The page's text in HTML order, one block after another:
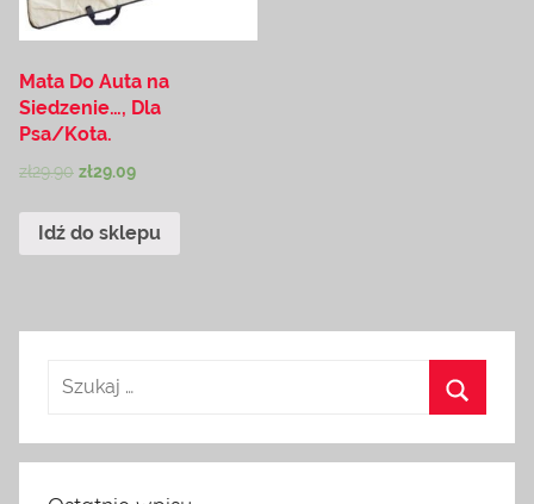
Mata Do Auta na
Siedzenie…, Dla
Psa/Kota.
zł29.90 zł29.09
Idź do sklepu